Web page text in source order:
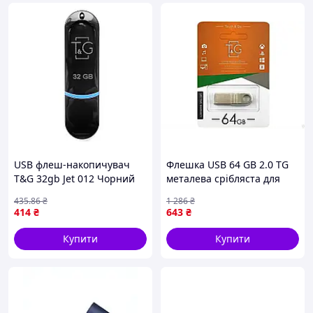
USB флеш-накопичувач
T&G 32gb Jet 012 Чорний
414 ₴
435.86₴
Купити
Флешка USB 64 GB 2.0 TG
металева срібляста для
643 ₴
1 286₴
Купити